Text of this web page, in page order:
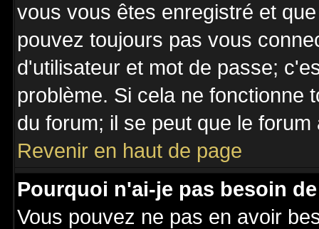
vous vous êtes enregistré et
pouvez toujours pas vous
d'utilisateur et mot de passe;
problème. Si cela ne fonctionne
du forum; il se peut que le
Revenir en haut de page
Pourquoi n'ai-je pas besoin
Vous pouvez ne pas en avoir